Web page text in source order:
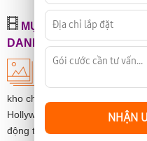
MỤC XEM PHIM THEO
DANET
Với mục Galaxy Play
kho chương trình theo yêu
Hollywood, phim Việt Nam
động theo tháng.
NHẬN